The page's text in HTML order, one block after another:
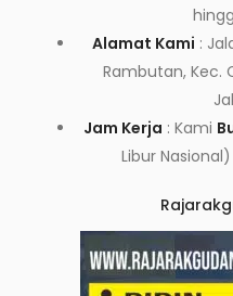
Alamat Kami :
Rambutan, Kec.
Jam Kerja : Kami
Libur